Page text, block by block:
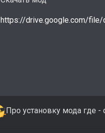
https://drive.google.com/file/
Про установку мода где -